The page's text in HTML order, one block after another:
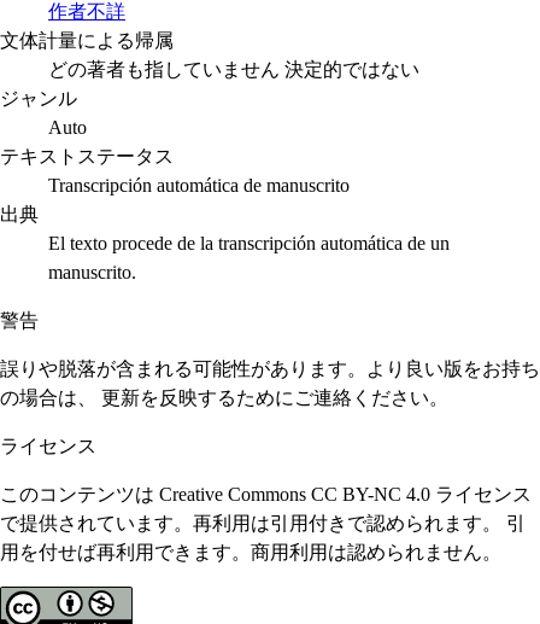
作者不詳
文体計量による帰属
どの著者も指していません 決定的ではない
ジャンル
Auto
テキストステータス
Transcripción automática de manuscrito
出典
El texto procede de la transcripción automática de un
manuscrito.
警告
誤りや脱落が含まれる可能性があります。より良い版をお持ち
の場合は、 更新を反映するためにご連絡ください。
ライセンス
このコンテンツは Creative Commons CC BY-NC 4.0 ライセンス
で提供されています。再利用は引用付きで認められます。 引
用を付せば再利用できます。商用利用は認められません。